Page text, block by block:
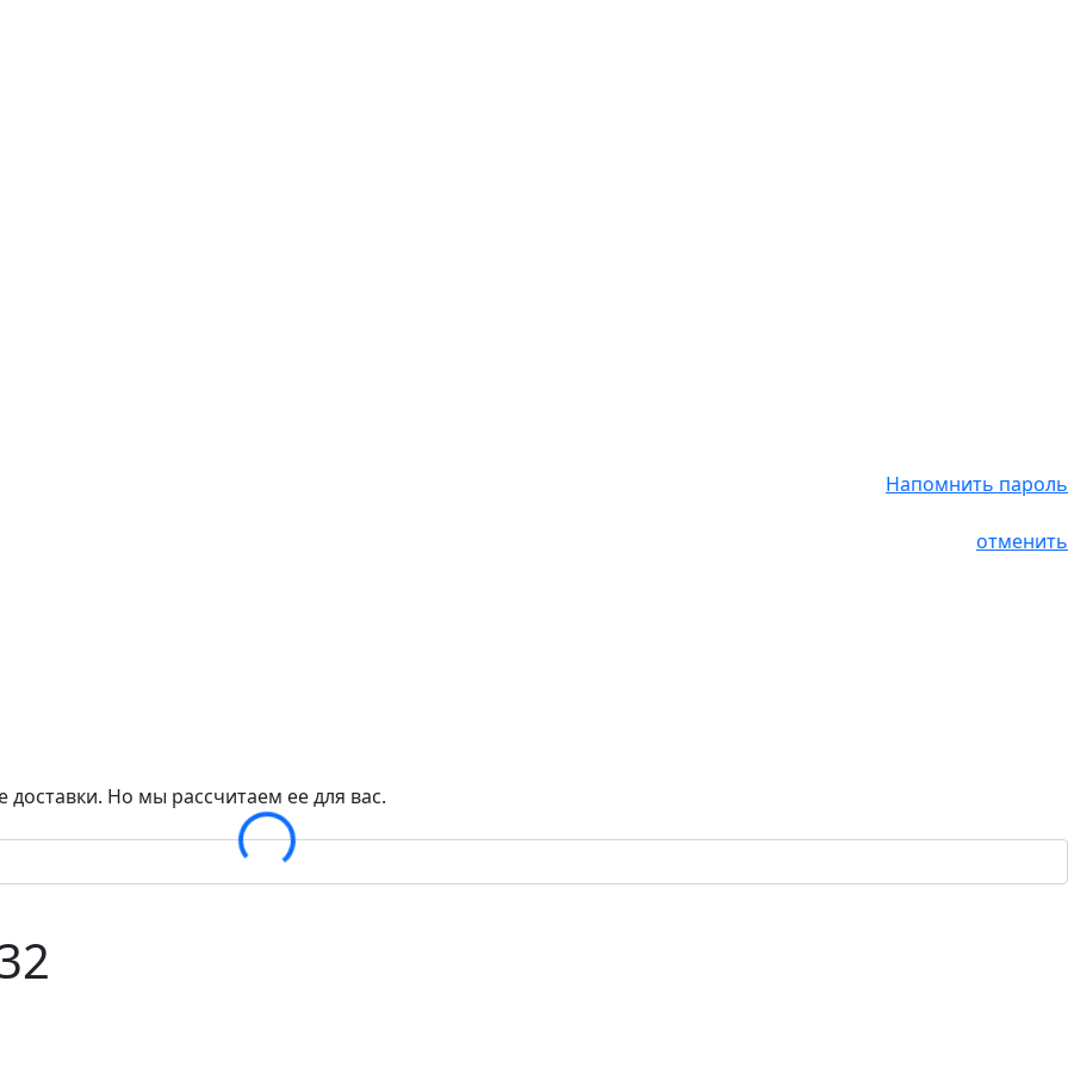
Напомнить пароль
отменить
Но мы рассчитаем ее для вас.
Loading...